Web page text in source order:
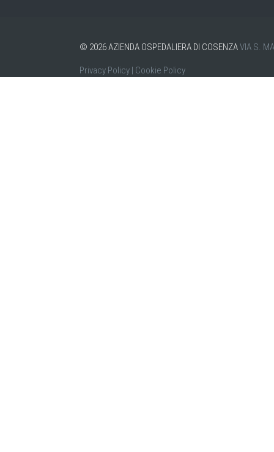
© 2026AZIENDA OSPEDALIERA DI COSENZAVIA S.
Privacy Policy | Cookie Policy